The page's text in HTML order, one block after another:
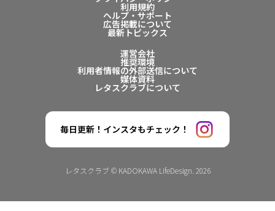
利用規約
ヘルプ・サポート
広告掲載について
最新トピックス
運営会社
推奨環境
利用者情報の外部送信について
媒体資料
レタスクラブについて
毎日更新！インスタもチェック！
レタスクラブ © KADOKAWA LifeDesign. 2026